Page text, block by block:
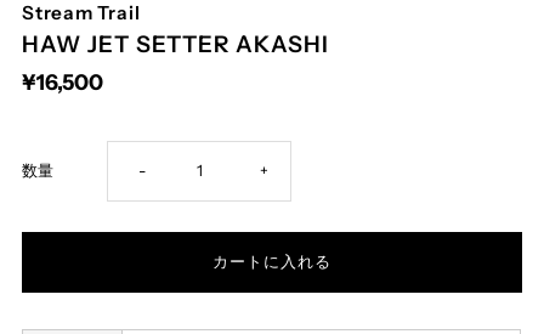
Stream Trail
HAW JET SETTER AKASHI
¥16,500
数量 Decrease
quantity
- Increase
quantity
+